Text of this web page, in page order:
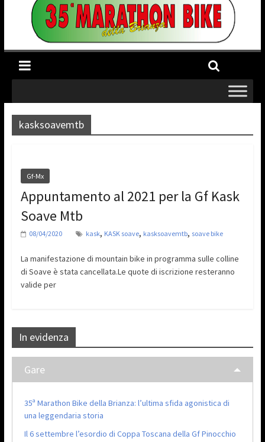
kasksoavemtb
Gf-Mx
Appuntamento al 2021 per la Gf Kask
Soave Mtb
08/04/2020 kask, KASK soave, kasksoavemtb, soave bike
La manifestazione di mountain bike in programma sulle colline
di Soave è stata cancellata.Le quote di iscrizione resteranno
valide per
In evidenza
Gare
35ª Marathon Bike della Brianza: l’ultima sfida agonistica di
una leggendaria storia
Il 6 settembre l’esordio di Coppa Toscana della Gf Pinocchio